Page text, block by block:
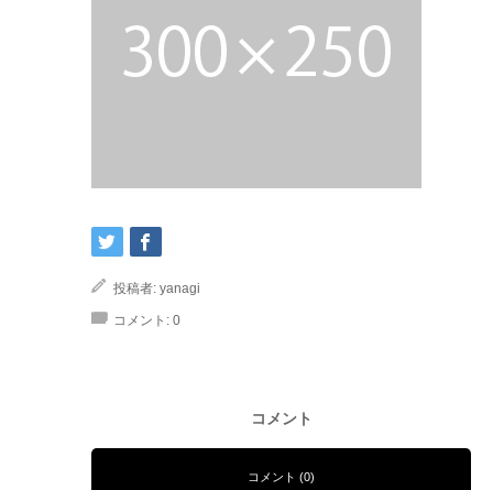
投稿者: yanagi
コメント: 0
コメント
コメント (0)